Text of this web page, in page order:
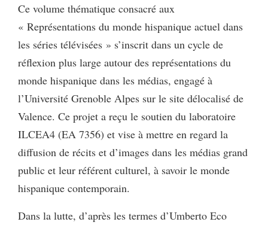
Ce volume thématique consacré aux
« Représentations du monde hispanique actuel dans
les séries télévisées » s’inscrit dans un cycle de
réflexion plus large autour des représentations du
monde hispanique dans les médias, engagé à
l’Université Grenoble Alpes sur le site délocalisé de
Valence. Ce projet a reçu le soutien du laboratoire
ILCEA4 (EA 7356) et vise à mettre en regard la
diffusion de récits et d’images dans les médias grand
public et leur référent culturel, à savoir le monde
hispanique contemporain.
Dans la lutte, d’après les termes d’Umberto Eco